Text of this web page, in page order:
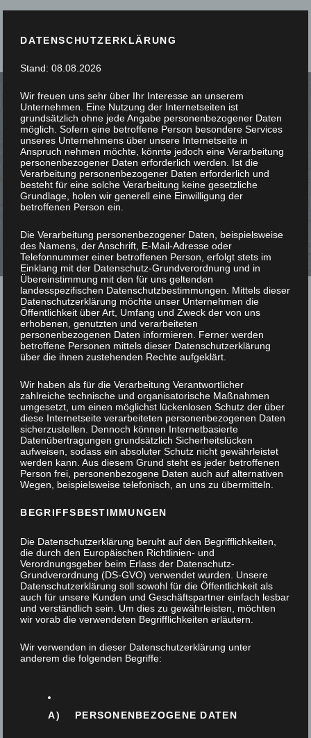
SIE STÖBERN, WIR
SCHREINERN
Waschtisch aus Teak und farbiges Glas im Bad
Ein Waschtisch aus Teak und farbiges Glas im Bad
DATENSCHUTZERKLÄRUNG
Stand: 08.08.2026
Wir freuen uns sehr über Ihr Interesse an unserem
Unternehmen. Eine Nutzung der Internetseiten ist
grundsätzlich ohne jede Angabe personenbezogener Daten
möglich. Sofern eine betroffene Person besondere Services
unseres Unternehmens über unsere Internetseite in
Anspruch nehmen möchte, könnte jedoch eine Verarbeitung
personenbezogener Daten erforderlich werden. Ist die
Verarbeitung personenbezogener Daten erforderlich und
besteht für eine solche Verarbeitung keine gesetzliche
Grundlage, holen wir generell eine Einwilligung der
betroffenen Person ein.
Die Verarbeitung personenbezogener Daten, beispielsweise
des Namens, der Anschrift, E-Mail-Adresse oder
Telefonnummer einer betroffenen Person, erfolgt stets im
Einklang mit der Datenschutz-Grundverordnung und in
Übereinstimmung mit den für uns geltenden
landesspezifischen Datenschutzbestimmungen. Mittels dieser
Datenschutzerklärung möchte unser Unternehmen die
Öffentlichkeit über Art, Umfang und Zweck der von uns
erhobenen, genutzten und verarbeiteten
personenbezogenen Daten informieren. Ferner werden
betroffene Personen mittels dieser Datenschutzerklärung
über die ihnen zustehenden Rechte aufgeklärt.
Wir haben als für die Verarbeitung Verantwortlicher
zahlreiche technische und organisatorische Maßnahmen
umgesetzt, um einen möglichst lückenlosen Schutz der über
diese Internetseite verarbeiteten personenbezogenen Daten
sicherzustellen. Dennoch können Internetbasierte
Datenübertragungen grundsätzlich Sicherheitslücken
aufweisen, sodass ein absoluter Schutz nicht gewährleistet
werden kann. Aus diesem Grund steht es jeder betroffenen
Person frei, personenbezogene Daten auch auf alternativen
Wegen, beispielsweise telefonisch, an uns zu übermitteln.
BEGRIFFSBESTIMMUNGEN
Die Datenschutzerklärung beruht auf den Begrifflichkeiten,
die durch den Europäischen Richtlinien- und
Verordnungsgeber beim Erlass der Datenschutz-
Grundverordnung (DS-GVO) verwendet wurden. Unsere
Datenschutzerklärung soll sowohl für die Öffentlichkeit als
auch für unsere Kunden und Geschäftspartner einfach lesbar
und verständlich sein. Um dies zu gewährleisten, möchten
wir vorab die verwendeten Begrifflichkeiten erläutern.
Wir verwenden in dieser Datenschutzerklärung unter
anderem die folgenden Begriffe:
A) PERSONENBEZOGENE DATEN